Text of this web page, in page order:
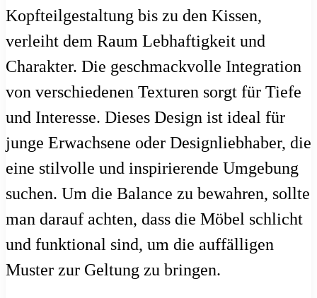
Kopfteilgestaltung bis zu den Kissen,
verleiht dem Raum Lebhaftigkeit und
Charakter. Die geschmackvolle Integration
von verschiedenen Texturen sorgt für Tiefe
und Interesse. Dieses Design ist ideal für
junge Erwachsene oder Designliebhaber, die
eine stilvolle und inspirierende Umgebung
suchen. Um die Balance zu bewahren, sollte
man darauf achten, dass die Möbel schlicht
und funktional sind, um die auffälligen
Muster zur Geltung zu bringen.